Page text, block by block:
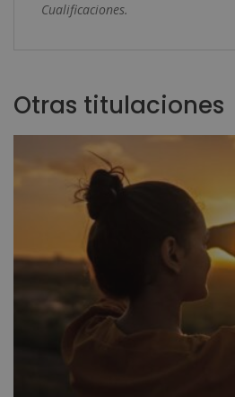
Cualificaciones.
Otras titulaciones